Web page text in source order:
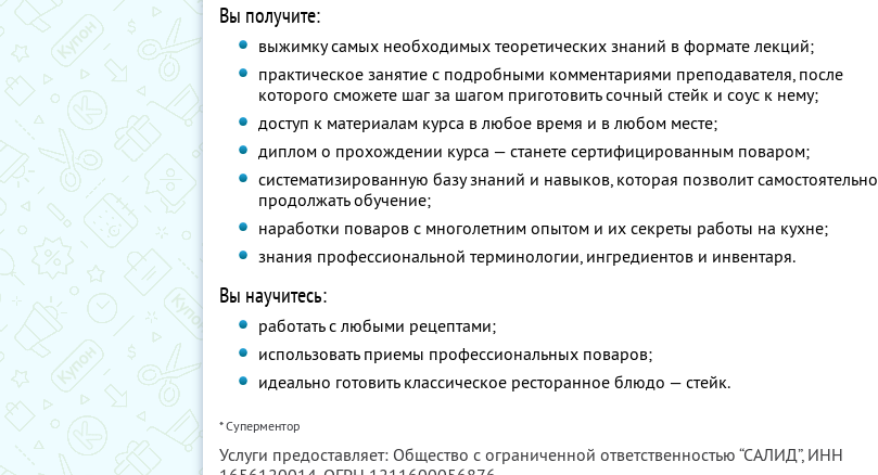
Вы получите:
выжимку самых необходимых теоретических знаний в формате лекций;
практическое занятие с подробными комментариями преподавателя, после
которого сможете шаг за шагом приготовить сочный стейк и соус к нему;
доступ к материалам курса в любое время и в любом месте;
диплом о прохождении курса — станете сертифицированным поваром;
систематизированную базу знаний и навыков, которая позволит самостоятельно
продолжать обучение;
наработки поваров с многолетним опытом и их секреты работы на кухне;
знания профессиональной терминологии, ингредиентов и инвентаря.
Вы научитесь:
работать с любыми рецептами;
использовать приемы профессиональных поваров;
идеально готовить классическое ресторанное блюдо — стейк.
* Суперментор
Услуги предоставляет: Общество с ограниченной ответственностью “САЛИД”, ИНН